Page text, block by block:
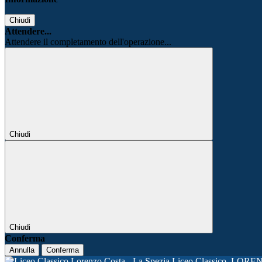
Chiudi
Attendere...
Attendere il completamento dell'operazione...
Chiudi
Chiudi
Conferma
Annulla Conferma